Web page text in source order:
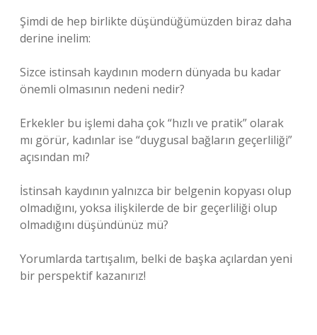
Şimdi de hep birlikte düşündüğümüzden biraz daha
derine inelim:
Sizce istinsah kaydının modern dünyada bu kadar
önemli olmasının nedeni nedir?
Erkekler bu işlemi daha çok “hızlı ve pratik” olarak
mı görür, kadınlar ise “duygusal bağların geçerliliği”
açısından mı?
İstinsah kaydının yalnızca bir belgenin kopyası olup
olmadığını, yoksa ilişkilerde de bir geçerliliği olup
olmadığını düşündünüz mü?
Yorumlarda tartışalım, belki de başka açılardan yeni
bir perspektif kazanırız!